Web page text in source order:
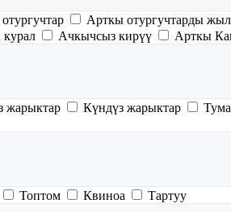
Арткы отургучтарды
Ачкычсыз кирүү Арткы
жарыктар Күндүз жарыктар
Топтом Квиноа
Тартуу